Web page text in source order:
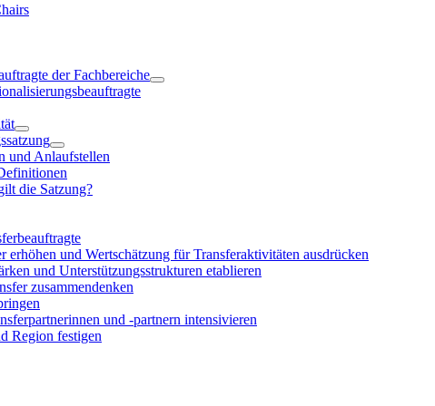
der Fachbereiche
und Anlaufstellen
die Satzung?
erhöhen und Wertschätzung für Transferaktivitäten ausdrücken
und Unterstützungsstrukturen etablieren
zusammendenken
und -partnern intensivieren
Region festigen